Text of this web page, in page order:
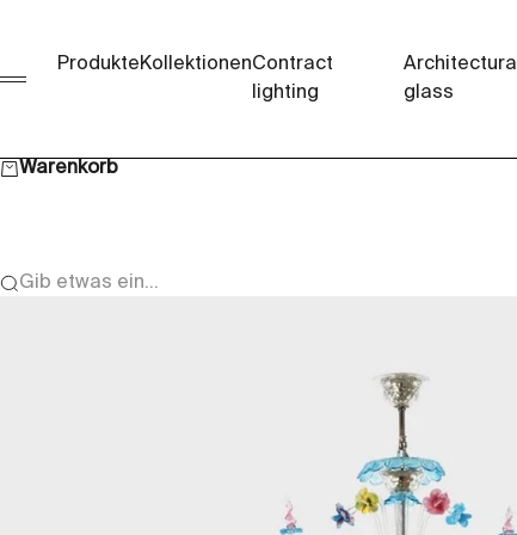
Menü
ProdukteKollektionenContract
lighting
Architectural
glass
Warenkorb
Gib etwas ein...